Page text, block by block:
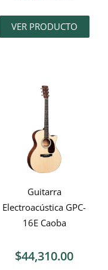
VER PRODUCTO
Guitarra
Electroacústica GPC-
16E Caoba
$44,310.00